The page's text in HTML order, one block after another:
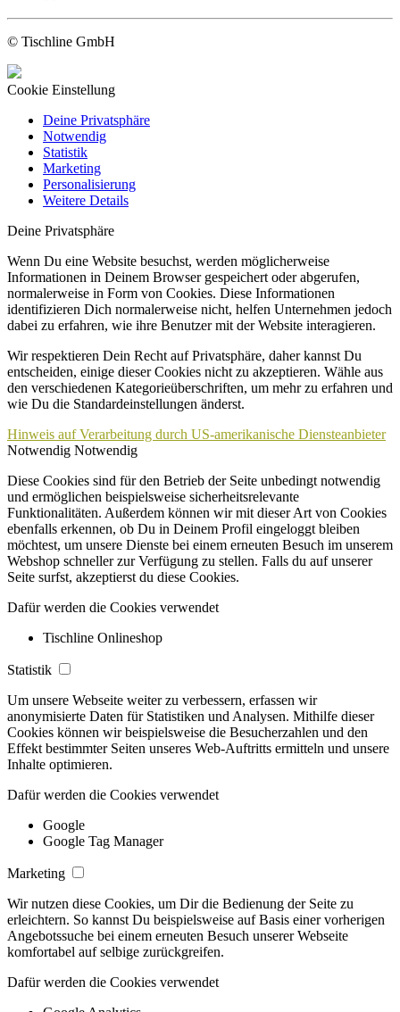
© Tischline GmbH
Cookie Einstellung
Deine Privatsphäre
Notwendig
Statistik
Marketing
Personalisierung
Weitere Details
Deine Privatsphäre
Wenn Du eine Website besuchst, werden möglicherweise
Informationen in Deinem Browser gespeichert oder abgerufen,
normalerweise in Form von Cookies. Diese Informationen
identifizieren Dich normalerweise nicht, helfen Unternehmen jedoch
dabei zu erfahren, wie ihre Benutzer mit der Website interagieren.
Wir respektieren Dein Recht auf Privatsphäre, daher kannst Du
entscheiden, einige dieser Cookies nicht zu akzeptieren. Wähle aus
den verschiedenen Kategorieüberschriften, um mehr zu erfahren und
wie Du die Standardeinstellungen änderst.
Hinweis auf Verarbeitung durch US-amerikanische Diensteanbieter
Notwendig Notwendig
Diese Cookies sind für den Betrieb der Seite unbedingt notwendig
und ermöglichen beispielsweise sicherheitsrelevante
Funktionalitäten. Außerdem können wir mit dieser Art von Cookies
ebenfalls erkennen, ob Du in Deinem Profil eingeloggt bleiben
möchtest, um unsere Dienste bei einem erneuten Besuch im unserem
Webshop schneller zur Verfügung zu stellen. Falls du auf unserer
Seite surfst, akzeptierst du diese Cookies.
Dafür werden die Cookies verwendet
Tischline Onlineshop
Statistik
Um unsere Webseite weiter zu verbessern, erfassen wir
anonymisierte Daten für Statistiken und Analysen. Mithilfe dieser
Cookies können wir beispielsweise die Besucherzahlen und den
Effekt bestimmter Seiten unseres Web-Auftritts ermitteln und unsere
Inhalte optimieren.
Dafür werden die Cookies verwendet
Google
Google Tag Manager
Marketing
Wir nutzen diese Cookies, um Dir die Bedienung der Seite zu
erleichtern. So kannst Du beispielsweise auf Basis einer vorherigen
Angebotssuche bei einem erneuten Besuch unserer Webseite
komfortabel auf selbige zurückgreifen.
Dafür werden die Cookies verwendet